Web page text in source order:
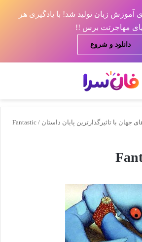
آموزش زبان تولید شد! با یادگیری هر
دانلود و شروع
جهان با تاثیرگذارترین پایان داستان /
Fantastic